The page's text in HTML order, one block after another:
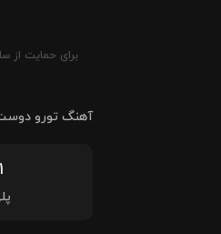
برای حمایت از
آهنگ تورو
۱